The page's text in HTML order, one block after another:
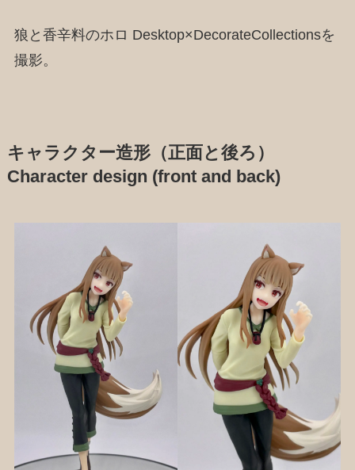
狼と香辛料のホロ Desktop×DecorateCollectionsを
撮影。
キャラクター造形（正面と後ろ）
Character design (front and back)